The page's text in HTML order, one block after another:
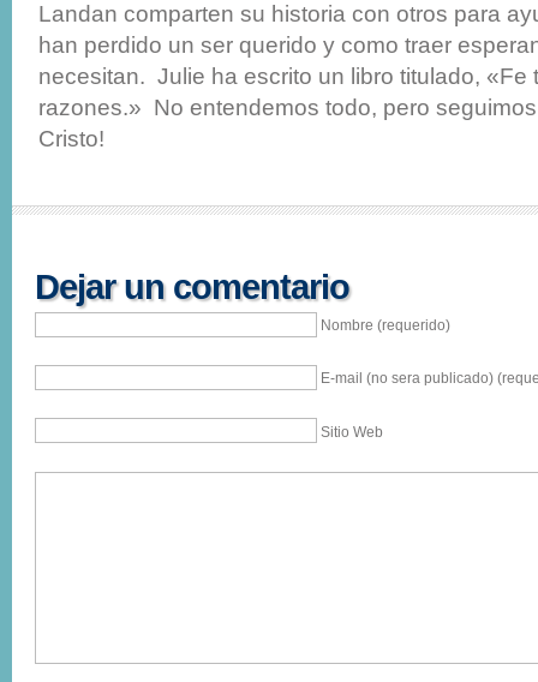
Landan comparten su historia con otros para
han perdido un ser querido y como traer
necesitan. Julie ha escrito un libro titulado, «Fe
razones.» No entendemos todo, pero
Cristo!
Dejar un comentario
Nombre (requerido)
E-mail (no sera publicado)
Sitio Web